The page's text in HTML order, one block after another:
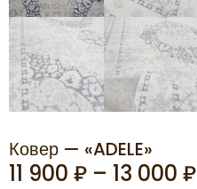
Ковер — «ADELE»
11 900 ₽ – 13 000 ₽